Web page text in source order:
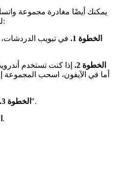
يمكنك أيضًا مغادرة مجموعة
للتطبيق. إليك طريقة القيام بذلك:
الخطوة 1.
في تبويب
الخطوة 2.
إذا كنت تستخدم
أما في الآيفون، اسحب المجموعة
الخطوة 3. اضغط على "مغادرة المجموعة".
أكّد العملية مرة أخرى.